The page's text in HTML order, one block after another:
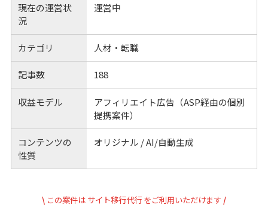
現在の運営状
況
運営中
カテゴリ 人材・転職
記事数 188
収益モデル
アフィリエイト広告（ASP経由の個別
提携案件）
コンテンツの
性質
オリジナル / AI/自動生成
\ この案件は サイト移行代行 をご利用いただけます /